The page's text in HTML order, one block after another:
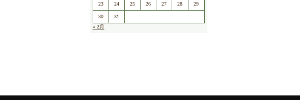
23 24 25 26 27 28 29
30
31
« 2月